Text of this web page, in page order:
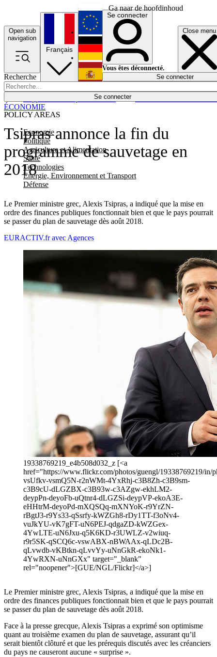
Ga naar de hoofdinhoud
Open sub
navigation
Close menu
Recherche
Se connecter
POLICY AREAS
Economie
Politique
Agriculture et Alimentation
Santé
Technologies
Energie, Environnement et Transport
Défense
Économie
Français
English
Deutsch
Español
Se connecter
Vous êtes déconnecté.
Se connecter
Tsipras annonce la fin du
programme de sauvetage en
2018
Le Premier ministre grec, Alexis Tsipras, a indiqué que la mise en
ordre des finances publiques fonctionnait bien et que le pays pourrait
se passer du plan de sauvetage dès août 2018.
ÉCONOMIE
EURACTIV.fr avec Agences
19338769219_e4b508d032_z [<a
href="https://www.flickr.com/photos/guengl/19338769219/in/
vsUfkv-vsmQ5N-r2nWMt-4YxRhj-c3B8Zh-c3B9sm-
c3B9cU-dLGZBX-c3B93w-c3AZgw-ekhLM2-
deypPn-deyoFb-uQtnr4-dLGZSi-deypVP-ekoA3E-
eHHtrM-deyoPd-mXQSQq-mXNYoK-r9YrZN-
rBgtJ3-r9Ys33-qSsrfy-kWZGh8-rDy1TT-f3oNv4-
vuJkYU-vK7gFT-uN6PEJ-qdgaZD-kWZGex-
4YwLTE-uN6Jxu-q5K6KD-r3UWLZ-v2wiuq-
r9r5SK-qSCQ6c-vswABX-nBWAAx-qLDc2B-
qLvwdb-vKBtkn-qLvvYy-uNnGkR-ekoNk1-
4YwRXN-uNnGXx" target="_blank"
rel="noopener">[GUE/NGL/Flickr]</a>]
Le Premier ministre grec, Alexis Tsipras, a indiqué que la mise en
ordre des finances publiques fonctionnait bien et que le pays pourrait
se passer du plan de sauvetage dès août 2018.
Face à la presse grecque, Alexis Tsipras a exprimé son optimisme
quant au troisième examen du plan de sauvetage, assurant qu’il
serait bientôt clôturé et que les prérequis discutés avec les créanciers
du pays ne causeront aucune « surprise ».